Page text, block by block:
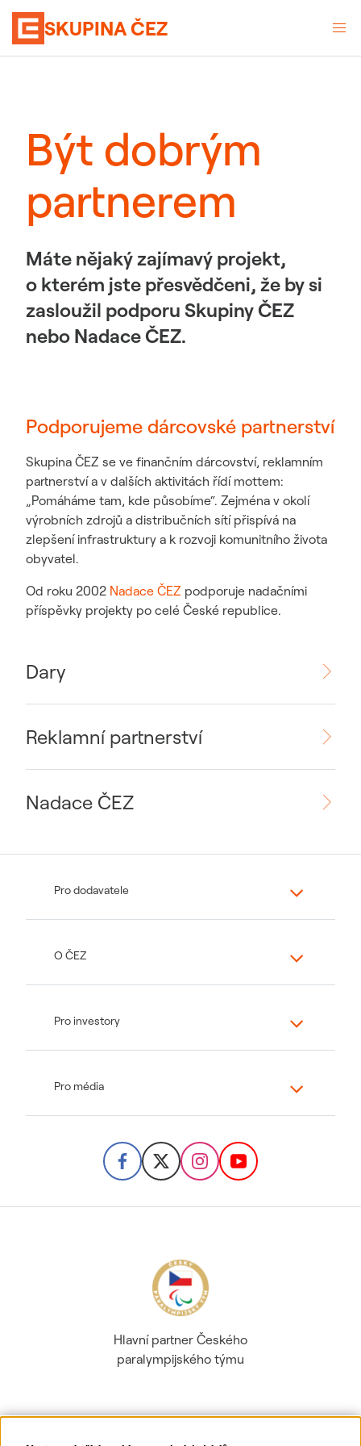
SKUPINA ČEZ
Být dobrým
partnerem
Máte nějaký zajímavý projekt,
o kterém jste přesvědčeni, že by si
zasloužil podporu Skupiny ČEZ
nebo Nadace ČEZ.
Podporujeme dárcovské partnerství
Skupina ČEZ se ve finančním dárcovství, reklamním
partnerství a v dalších aktivitách řídí mottem:
„Pomáháme tam, kde působíme“. Zejména v okolí
výrobních zdrojů a distribučních sítí přispívá na
zlepšení infrastruktury a k rozvoji komunitního života
obyvatel.
Od roku 2002 Nadace ČEZ podporuje nadačními
příspěvky projekty po celé České republice.
Dary
Reklamní partnerství
Nadace ČEZ
Pro dodavatele
O ČEZ
Pro investory
Pro média
Hlavní partner Českého
paralympijského týmu